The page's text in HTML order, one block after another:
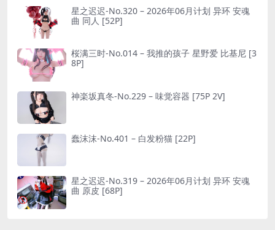
星之迟迟-No.320 – 2026年06月计划 异环 安魂
曲 同人 [52P]
桜满三时-No.014 – 我推的孩子 星野爱 比基尼 [3
8P]
神楽坂真冬-No.229 – 味觉容器 [75P 2V]
蠢沫沫-No.401 – 白发粉猫 [22P]
星之迟迟-No.319 – 2026年06月计划 异环 安魂
曲 原皮 [68P]